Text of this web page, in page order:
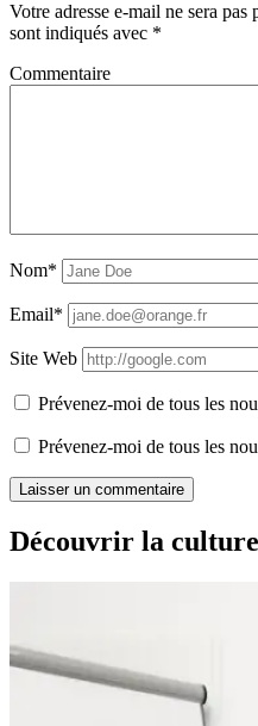
Votre adresse e-mail ne sera pas
sont indiqués avec *
Commentaire
Nom*
Email*
Site Web
Prévenez-moi de tous les
Prévenez-moi de tous les
Découvrir la